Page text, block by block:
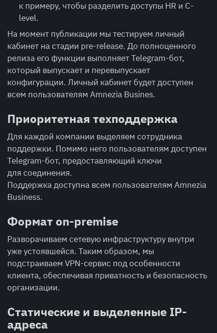
к примеру, чтобы разделить доступы HR и C-
level.
На момент публикации мы тестируем личный
кабинет на стадии pre-release. До полноценного
релиза его функции выполняет Telegram-бот,
который выпускает и перевыпускает
конфигурации. Личный кабинет будет доступен
всем пользователям Amnezia Busines.
Приоритетная техподдержка
Для каждой компании выделяем сотрудника
поддержки. Помимо него пользователям доступен
Telegram-бот, предоставляющий ключи
для соединения.
Поддержка доступна всем пользователям Amnezia
Business.
Формат on-premise
Разворачиваем сетевую инфраструктуру внутри
уже устоявшейся. Таким образом, мы
подстраиваем VPN-сервис под особенности
клиента, обеспечивая приватность и безопасность
организации.
Статические и выделенные IP-
адреса